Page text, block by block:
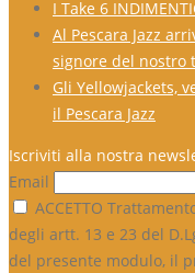
I Take 6
Al Pescara Jazz
signore del nostro
Gli Yellowjackets,
il Pescara Jazz
Iscriviti alla nostra
Email
ACCETTO
degli artt. 13 e 23 del
del presente modulo, il